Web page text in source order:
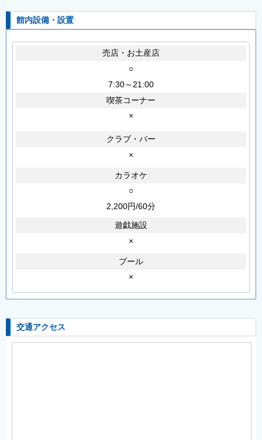
館内設備・設置
売店・お土産店
○
7:30～21:00
喫茶コーナー
×
クラブ・バー
×
カラオケ
○
2,200円/60分
遊戯施設
×
プール
×
交通アクセス